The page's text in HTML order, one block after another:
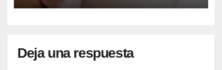
Deja una respuesta